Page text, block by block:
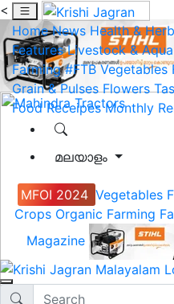
<
Home News Health &
Features Livestock & Aqua
Farming #FTB Vegetables
Grain & Pulses Flowers
Food Receipes Monthly
മലയാളം
MFOI 2024 Vegetables
Crops Organic Farming
Magazine